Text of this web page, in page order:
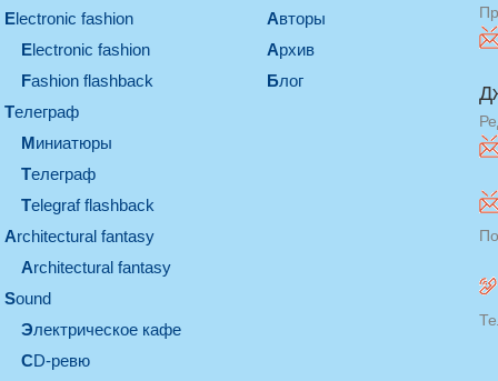
electronic fashion
electronic fashion
Fashion flashback
телеграф
миниатюры
телеграф
Telegraf flashback
architectural fantasy
architectural fantasy
sound
электрическое кафе
CD-ревю
Авторы
Архив
Блог